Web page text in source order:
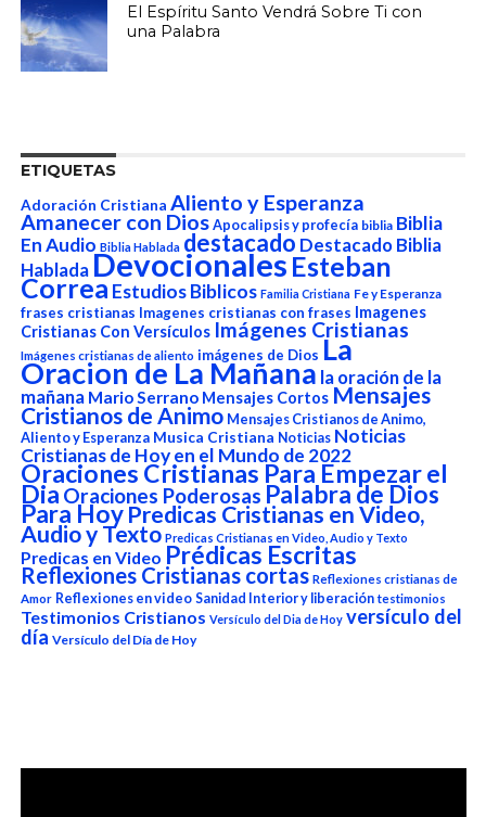
El Espíritu Santo Vendrá Sobre Ti con
una Palabra
ETIQUETAS
Adoración Cristiana Aliento y Esperanza
Amanecer con Dios Apocalipsis y profecía biblia Biblia
En Audio Biblia Hablada destacado Destacado Biblia
HabladaDevocionalesEsteban
Correa Estudios Biblicos Familia Cristiana Fe y Esperanza
frases cristianas Imagenes cristianas con frases Imagenes
Cristianas Con Versículos Imágenes Cristianas
Imágenes cristianas de aliento imágenes de Dios La
Oracion de La Mañana la oración de la
mañana Mario Serrano Mensajes Cortos Mensajes
Cristianos de Animo Mensajes Cristianos de Animo,
Aliento y Esperanza Musica Cristiana Noticias Noticias
Cristianas de Hoy en el Mundo de 2022
Oraciones Cristianas Para Empezar el
DiaOraciones Poderosas Palabra de Dios
Para Hoy Predicas Cristianas en Video,
Audio y Texto Predicas Cristianas en Video, Audio y Texto
Predicas en Video Prédicas Escritas
Reflexiones Cristianas cortas Reflexiones cristianas de
Amor Reflexiones en video Sanidad Interior y liberación testimonios
Testimonios Cristianos Versículo del Dia de Hoy versículo del
día Versículo del Día de Hoy
Reproductor